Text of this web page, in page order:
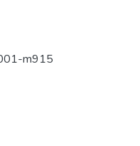
m915